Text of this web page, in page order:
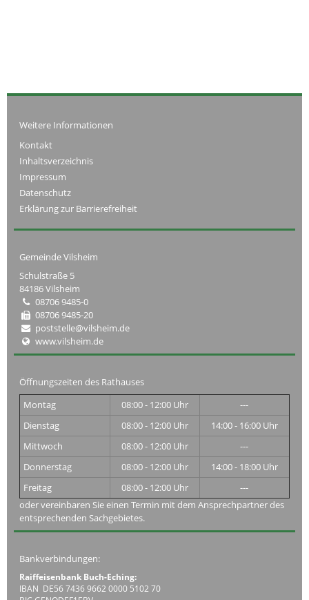
Weitere Informationen
Kontakt
Inhaltsverzeichnis
Impressum
Datenschutz
Erklärung zur Barrierefreiheit
Gemeinde Vilsheim
Schulstraße 5
84186 Vilsheim
08706 9485-0
08706 9485-20
poststelle@vilsheim.de
www.vilsheim.de
Öffnungszeiten des Rathauses
Montag
08:00 - 12:00 Uhr
---
Dienstag
08:00 - 12:00 Uhr
14:00 - 16:00 Uhr
Mittwoch
08:00 - 12:00 Uhr
---
Donnerstag
08:00 - 12:00 Uhr
14:00 - 18:00 Uhr
Freitag
08:00 - 12:00 Uhr
---
oder vereinbaren Sie einen Termin mit dem Ansprechpartner des
entsprechenden Sachgebietes.
Bankverbindungen:
Raiffeisenbank Buch-Eching:
IBAN DE56 7436 9662 0000 5102 70